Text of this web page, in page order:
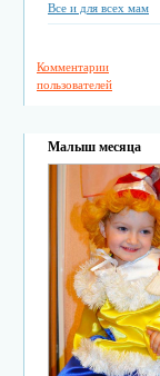
Все и для всех мам
Комментарии
пользователей
Малыш месяца